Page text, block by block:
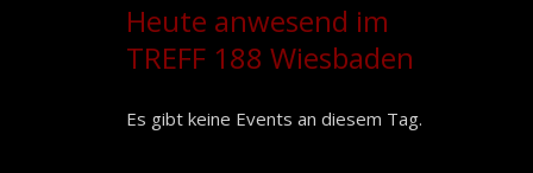
Heute anwesend im
TREFF 188 Wiesbaden
Es gibt keine Events an diesem Tag.